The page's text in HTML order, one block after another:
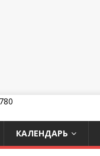
КАЛЕНДАРЬ